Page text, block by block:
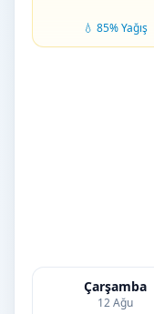
💧 85% Yağış
Çarşamba
12 Ağu